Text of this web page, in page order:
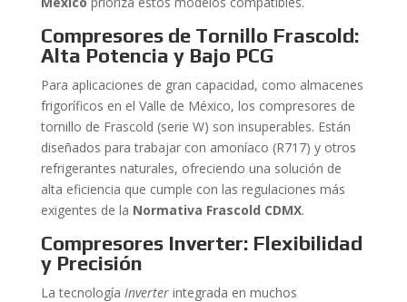
Compresores de Tornillo Frascold:
Alta Potencia y Bajo PCG
Para aplicaciones de gran capacidad, como almacenes
frigoríficos en el Valle de México, los compresores de
tornillo de Frascold (serie W) son insuperables. Están
diseñados para trabajar con amoníaco (R717) y otros
refrigerantes naturales, ofreciendo una solución de
alta eficiencia que cumple con las regulaciones más
exigentes de la Normativa Frascold CDMX.
Compresores Inverter: Flexibilidad
y Precisión
La tecnología Inverterintegrada en muchos